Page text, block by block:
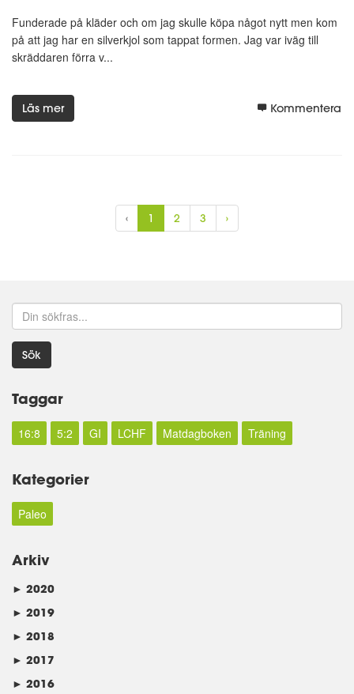
Funderade på kläder och om jag skulle köpa något nytt men kom
på att jag har en silverkjol som tappat formen. Jag var iväg till
skräddaren förra v...
Läs mer Kommentera
‹ 1 2 3 ›
Sök
Taggar
16:8 5:2 GI LCHF Matdagboken Träning
Kategorier
Paleo
Arkiv
► 2020
► 2019
► 2018
► 2017
► 2016